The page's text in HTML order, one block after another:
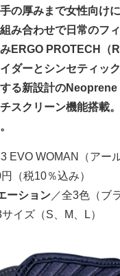
の厚みまで女性向け
み合わせで日常のフ
ERGO PROTECH（
ダーとシンセティッ
する新設計の
スクリーン機能搭載。
EVO WOMAN（アー
（税10％込み）
ーション ／全3色（ブ
イズ（S、M、L）